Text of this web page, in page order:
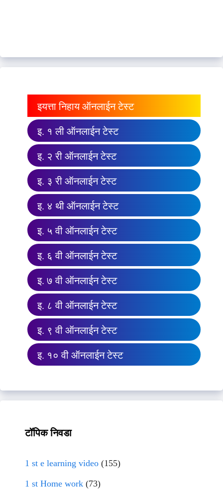
इयत्ता निहाय ऑनलाईन टेस्ट
इ. १ ली ऑनलाईन टेस्ट
इ. २ री ऑनलाईन टेस्ट
इ. ३ री ऑनलाईन टेस्ट
इ. ४ थी ऑनलाईन टेस्ट
इ. ५ वी ऑनलाईन टेस्ट
इ. ६ वी ऑनलाईन टेस्ट
इ. ७ वी ऑनलाईन टेस्ट
इ. ८ वी ऑनलाईन टेस्ट
इ. ९ वी ऑनलाईन टेस्ट
इ. १० वी ऑनलाईन टेस्ट
टॉपिक निवडा
1 st e learning video (155)
1 st Home work (73)